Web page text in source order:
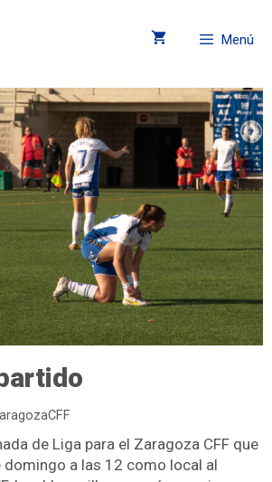
Menú
de Liga para el Zaragoza CFF que
a las 12 como local al